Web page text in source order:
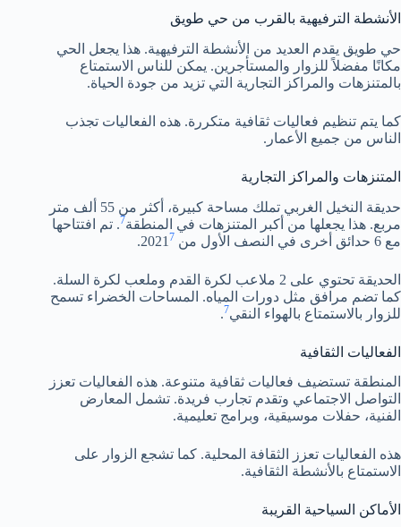
الأنشطة الترفيهية بالقرب من حي طويق
حي طويق يقدم العديد من الأنشطة الترفيهية. هذا يجعل الحي
مكانًا مفضلاً للزوار والمستأجرين. يمكن للناس الاستمتاع
بالمتنزهات والمراكز التجارية التي تزيد من جودة الحياة.
كما يتم تنظيم فعاليات ثقافية متكررة. هذه الفعاليات تجذب
الناس من جميع الأعمار.
المتنزهات والمراكز التجارية
حديقة النخيل الغربي تملك مساحة كبيرة، أكثر من 55 ألف متر
مربع. هذا يجعلها من أكبر المتنزهات في المنطقة7. تم افتتاحها
مع 6 حدائق أخرى في النصف الأول من 2021
7
.
الحديقة تحتوي على 2 ملاعب لكرة القدم وملعب لكرة السلة.
كما تضم مرافق مثل دورات المياه. المساحات الخضراء تسمح
للزوار بالاستمتاع بالهواء النقي7
.
الفعاليات الثقافية
المنطقة تستضيف فعاليات ثقافية متنوعة. هذه الفعاليات تعزز
التواصل الاجتماعي وتقدم تجارب فريدة. تشمل المعارض
الفنية، حفلات موسيقية، وبرامج تعليمية.
هذه الفعاليات تعزز الثقافة المحلية. كما تشجع الزوار على
الاستمتاع بالأنشطة الثقافية.
الأماكن السياحية القريبة